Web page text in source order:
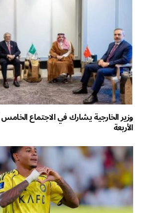
وزير الخارجية يشارك في الاجتماع الخامس
الأربعة